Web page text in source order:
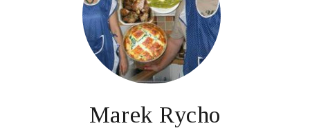
Marek Rycho